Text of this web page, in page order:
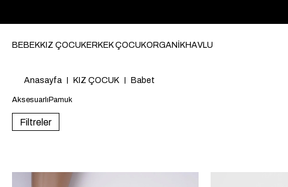
BEBEKKIZ ÇOCUKERKEK ÇOCUKORGANİKHAVLU
Anasayfa KIZ ÇOCUK Babet
Aksesuarlı Pamuk
Filtreler